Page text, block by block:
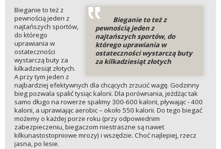
Bieganie to też z
pewnością jeden z
najtańszych sportów, do
którego uprawiania w
ostateczności wystarczą buty
za kilkadziesiąt złotych
Bieganie to też z
pewnością jeden z
najtańszych sportów,
do którego
uprawiania w
ostateczności
wystarczą buty za
kilkadziesiąt złotych.
A przy tym jeden z
najbardziej efektywnych dla chcących zrzucić wagę. Godzinny
bieg pozwala spalić tysiąc kalorii. Dla porównania, jeżdżąc tak
samo długo na rowerze spalimy 300-600 kalorii, pływając - 400
kalorii, a uprawiając aerobic – około 550 kalorii. Do tego biegać
możemy o każdej porze roku (przy odpowiednim
zabezpieczeniu, biegaczom niestraszne są nawet
kilkunastostopniowe mrozy) i wszędzie. Choć najlepiej, rzecz
jasna, po lesie.